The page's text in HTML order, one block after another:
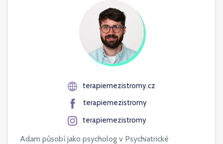
terapiemezistromy.cz
terapiemezistromy
terapiemezistromy
Adam působí jako psycholog v Psychiatrické